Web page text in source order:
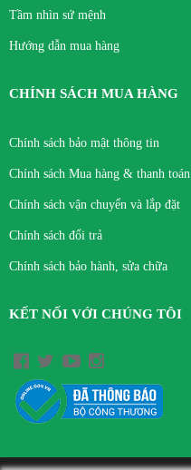
Tầm nhìn sứ mệnh
Hướng dẫn mua hàng
CHÍNH SÁCH MUA HÀNG
Chính sách bảo mật thông tin
Chính sách Mua hàng & thanh toán
Chính sách vận chuyển và lắp đặt
Chính sách đổi trả
Chính sách bảo hành, sửa chữa
KẾT NỐI VỚI CHÚNG TÔI